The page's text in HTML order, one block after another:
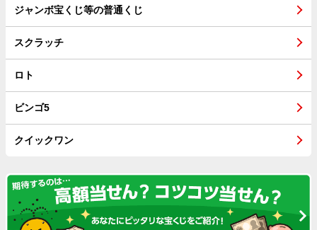
ジャンボ宝くじ等の普通くじ
スクラッチ
ロト
ビンゴ5
クイックワン